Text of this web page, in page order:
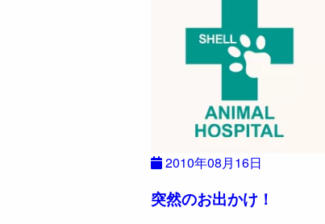
2010年08月16日
突然のお出かけ！